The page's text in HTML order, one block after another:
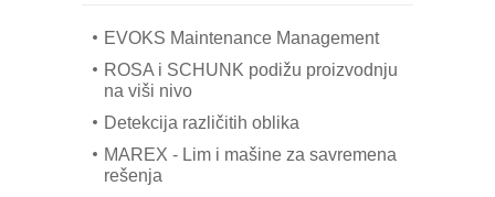
EVOKS Maintenance Management
ROSA i SCHUNK podižu proizvodnju
na viši nivo
Detekcija različitih oblika
MAREX - Lim i mašine za savremena
rešenja